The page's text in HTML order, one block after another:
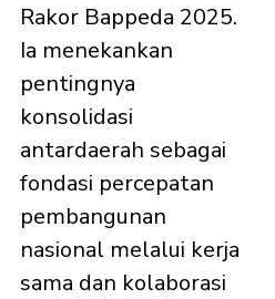
Rakor Bappeda 2025.
Ia menekankan
pentingnya
konsolidasi
antardaerah sebagai
fondasi percepatan
pembangunan
nasional melalui kerja
sama dan kolaborasi